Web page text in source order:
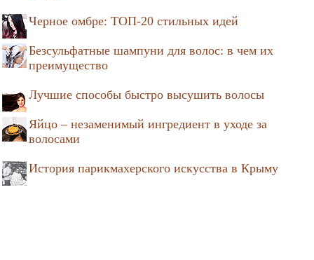
Черное омбре: ТОП-20 стильных идей
Безсульфатные шампуни для волос: в чем их
преимущество
Лучшие способы быстро высушить волосы
Яйцо – незаменимый ингредиент в уходе за
волосами
История парикмахерского искусства в Крыму